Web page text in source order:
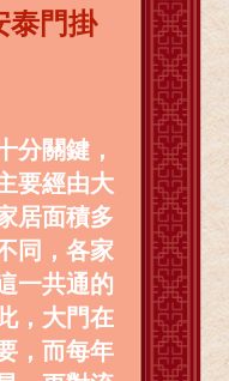
泰門掛
分關鍵，
要經由大
居面積多
同，各家
一共通的
，大門在
，而每年